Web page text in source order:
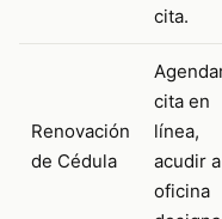
cita.
Renovación
de Cédula
cita en
línea,
acudir a
oficina